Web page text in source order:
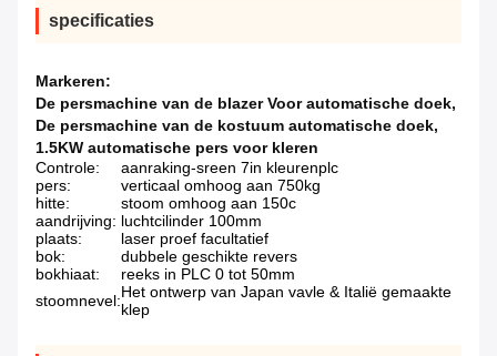
specificaties
Markeren:
De persmachine van de blazer Voor automatische doek,
De persmachine van de kostuum automatische doek,
1.5KW automatische pers voor kleren
Controle:
aanraking-sreen 7in kleurenplc
pers:
verticaal omhoog aan 750kg
hitte:
stoom omhoog aan 150c
aandrijving: luchtcilinder 100mm
plaats:
laser proef facultatief
bok:
dubbele geschikte revers
bokhiaat:
reeks in PLC 0 tot 50mm
stoomnevel:Het ontwerp van Japan vavle & Italië gemaakte
klep